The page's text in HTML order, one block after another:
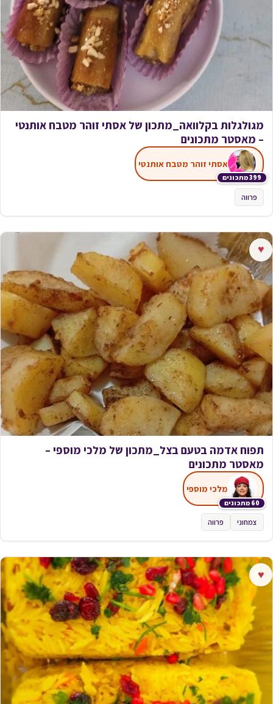
מגולגלות בקלוואה_מתכון של אסתי זוהר מטבח אותנטי
– מאסטר מתכונים
399 מתכונים
אסתי זוהר מטבח אותנטי
פרווה
♥
תפוח אדמה בטעם בצל_מתכון של מלכי מוספי –
מאסטר מתכונים
60 מתכונים
מלכי מוספי
צמחוני פרווה
♥